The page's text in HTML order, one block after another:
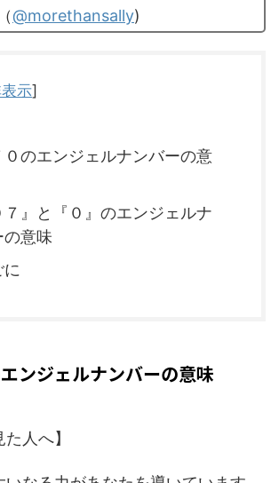
@morethansally)
示]
０のエンジェルナンバーの意
７』と『０』のエンジェルナ
の意味
に
ンジェルナンバーの意味
人へ】